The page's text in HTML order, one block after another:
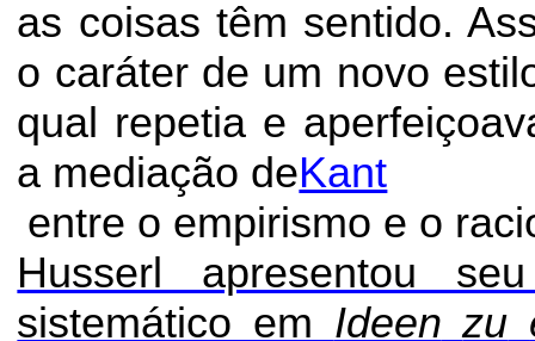
as coisas têm sentido.
o caráter de um novo
qual repetia e
a mediação deKant
entre o empirismo e o
Husserl apresentou
sistemático em Ideen zu